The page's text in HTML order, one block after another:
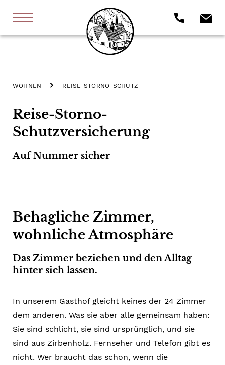
WOHNEN REISE-STORNO-SCHUTZ
Reise-Storno-
Schutzversicherung
Auf Nummer sicher
Behagliche Zimmer,
wohnliche Atmosphäre
Das Zimmer beziehen und den Alltag
hinter sich lassen.
In unserem Gasthof gleicht keines der 24 Zimmer
dem anderen. Was sie aber alle gemeinsam haben:
Sie sind schlicht, sie sind ursprünglich, und sie
sind aus Zirbenholz. Fernseher und Telefon gibt es
nicht. Wer braucht das schon, wenn die